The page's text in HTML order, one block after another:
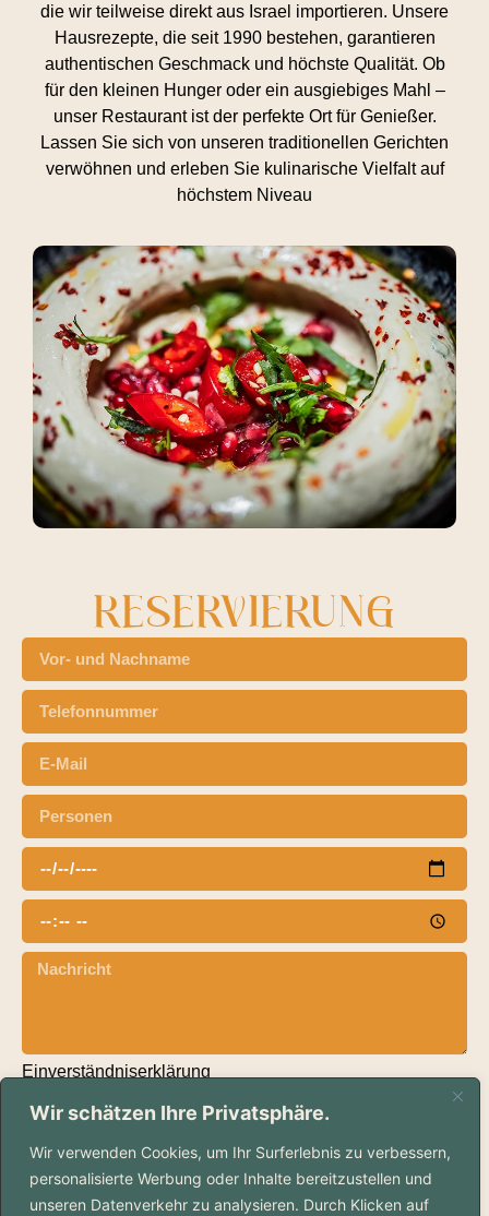
Wir schätzen Ihre Privatsphäre.
Wir verwenden Cookies, um Ihr Surferlebnis zu verbessern,
personalisierte Werbung oder Inhalte bereitzustellen und
unseren Datenverkehr zu analysieren. Durch Klicken auf
die wir teilweise direkt aus Israel importieren. Unsere
Hausrezepte, die seit 1990 bestehen, garantieren
authentischen Geschmack und höchste Qualität. Ob
für den kleinen Hunger oder ein ausgiebiges Mahl –
unser Restaurant ist der perfekte Ort für Genießer.
Lassen Sie sich von unseren traditionellen Gerichten
verwöhnen und erleben Sie kulinarische Vielfalt auf
höchstem Niveau
RESERVIERUNG
Einverständniserklärung
Hiermit bin ich mit der Datenschutzerklärung
SENDEN